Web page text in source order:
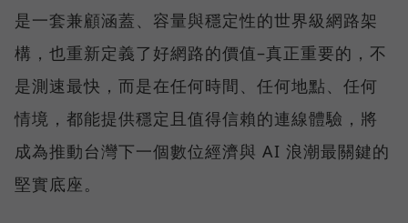
是一套兼顧涵蓋、容量與穩定性的世界級網路架
構，也重新定義了好網路的價值–真正重要的，不
是測速最快，而是在任何時間、任何地點、任何
情境，都能提供穩定且值得信賴的連線體驗，將
成為推動台灣下一個數位經濟與 AI 浪潮最關鍵的
堅實底座。